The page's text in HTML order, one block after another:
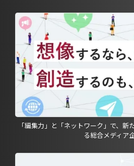
「編集力」と「ネットワーク」で、新
る総合メディア